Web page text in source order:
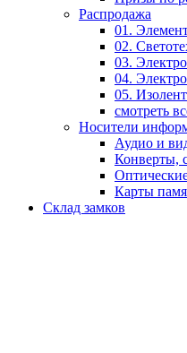
Распродажа
01.
02.
03.
04.
05.
смотреть
Носители
Аудио и
Конверты,
Карты
Склад замков